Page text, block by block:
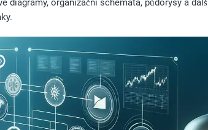
diagramy, organizační schémata, půdorysy a